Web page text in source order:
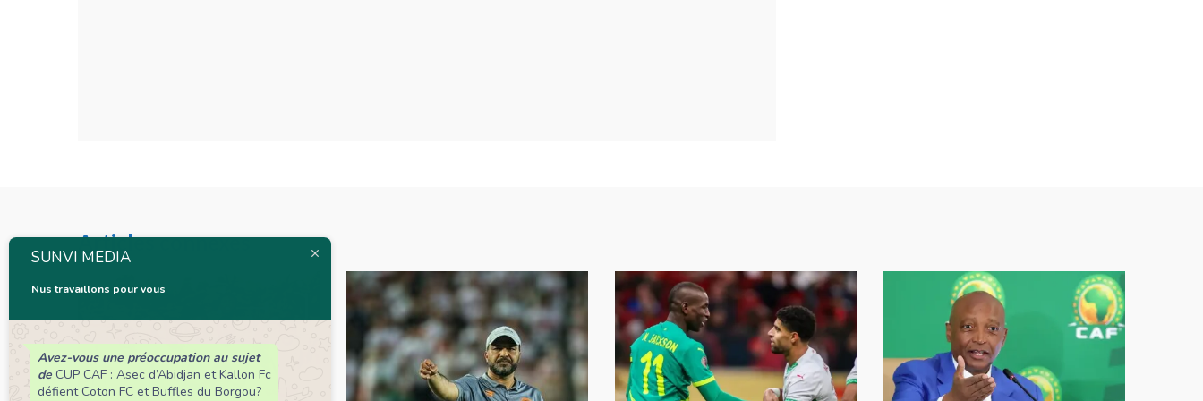
Articles connexes
SUNVI MEDIA
Nus travaillons pour vous
Avez-vous une préoccupation au sujet
de CUP CAF : Asec d’Abidjan et Kallon Fc
défient Coton FC et Buffles du Borgou?